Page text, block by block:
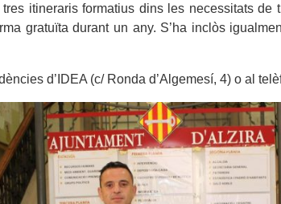
itineraris formatius dins les necessitats
gratuïta durant un any. S’ha inclòs
d’IDEA (c/ Ronda d’Algemesí, 4) o al